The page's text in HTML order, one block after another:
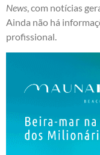
News, com notícias
Ainda não há
profissional.